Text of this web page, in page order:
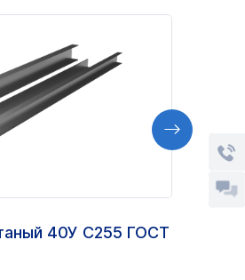
40У С255 ГОСТ